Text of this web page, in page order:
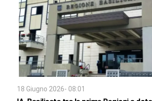
18 Giugno 2026- 08:01